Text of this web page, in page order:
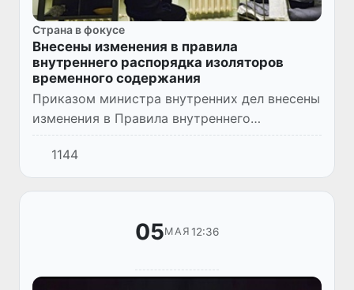
Страна в фокусе
Внесены изменения в правила
внутреннего распорядка изоляторов
временного содержания
Приказом министра внутренних дел внесены
изменения в Правила внутреннего
распорядка изоляторов временного
содержания органов внутренних дел
Республики Узбекистан.
1144
05МАЯ 12:36